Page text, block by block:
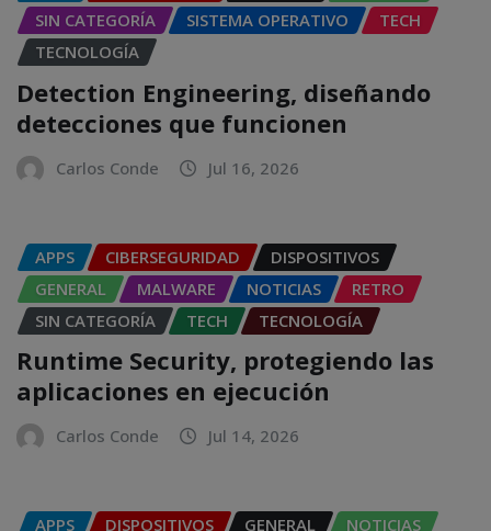
SIN CATEGORÍA
SISTEMA OPERATIVO
TECH
TECNOLOGÍA
Detection Engineering, diseñando
detecciones que funcionen
Carlos Conde Jul 16, 2026
APPS CIBERSEGURIDAD
DISPOSITIVOS
GENERAL
MALWARE NOTICIAS
RETRO
SIN CATEGORÍA
TECH TECNOLOGÍA
Runtime Security, protegiendo las
aplicaciones en ejecución
Carlos Conde Jul 14, 2026
APPS DISPOSITIVOS GENERAL NOTICIAS